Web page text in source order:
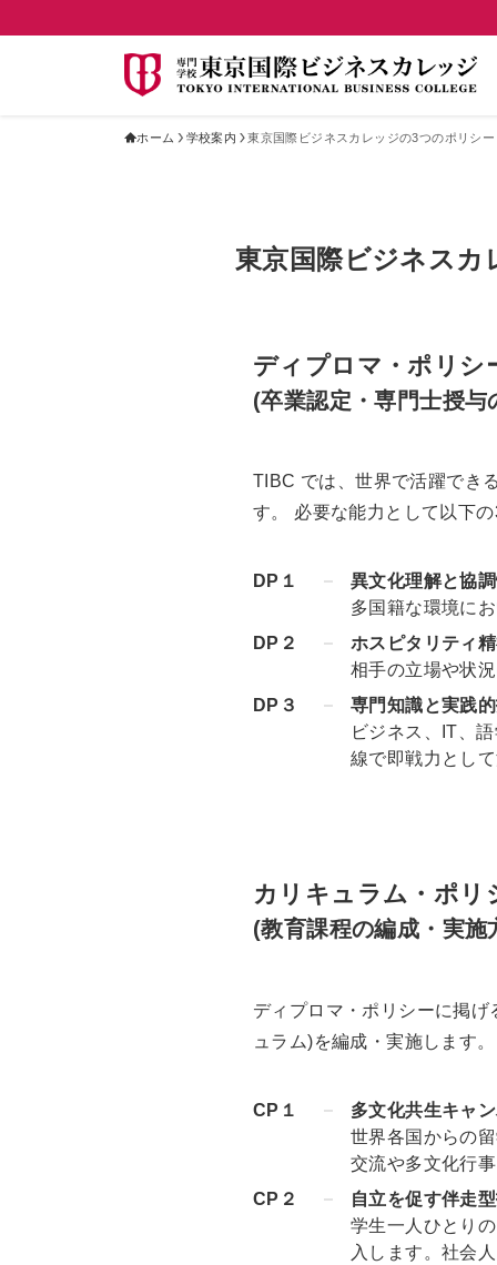
ホーム 学校案内 東京国際ビジネスカレッジの3つのポリシー
東京国際ビジネス
ディプロマ・ポリシ
(卒業認定・専門士授与
TIBC では、世界で活躍でき
す。 必要な能力として以下の
DP１
異文化理解と協
多国籍な環境に
DP２
ホスピタリティ
相手の立場や状
DP３
専門知識と実践
ビジネス、IT、
線で即戦力とし
カリキュラム・ポリ
(教育課程の編成・実施
ディプロマ・ポリシーに掲
ュラム)を編成・実施します。
CP１
多文化共生キャ
世界各国からの
交流や多文化行
CP２
自立を促す伴走
学生一人ひとり
入します。社会